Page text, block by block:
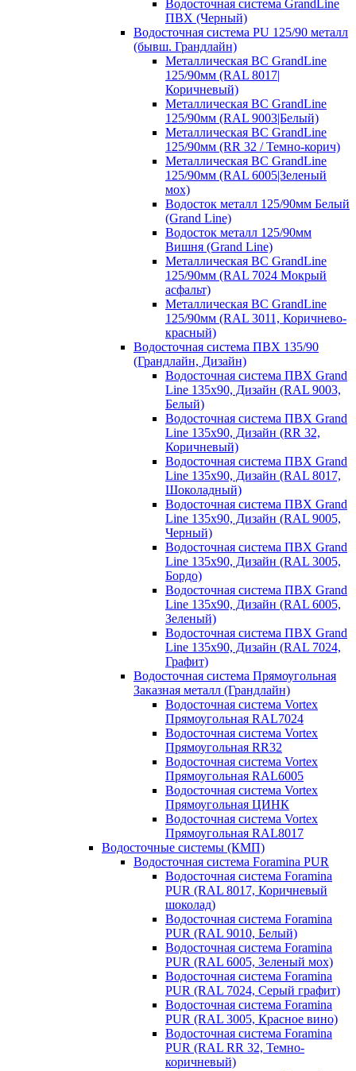
Водосточная система GrandLine
ПВХ (Черный)
Водосточная система PU 125/90 металл
(бывш. Грандлайн)
Металлическая ВС GrandLine
125/90мм (RAL 8017|
Коричневый)
Металлическая ВС GrandLine
125/90мм (RAL 9003|Белый)
Металлическая ВС GrandLine
125/90мм (RR 32 / Темно-корич)
Металлическая ВС GrandLine
125/90мм (RAL 6005|Зеленый
мох)
Водосток металл 125/90мм Белый
(Grand Line)
Водосток металл 125/90мм
Вишня (Grand Line)
Металлическая ВС GrandLine
125/90мм (RAL 7024 Мокрый
асфальт)
Металлическая ВС GrandLine
125/90мм (RAL 3011, Коричнево-
красный)
Водосточная система ПВХ 135/90
(Грандлайн, Дизайн)
Водосточная система ПВХ Grand
Line 135х90, Дизайн (RAL 9003,
Белый)
Водосточная система ПВХ Grand
Line 135х90, Дизайн (RR 32,
Коричневый)
Водосточная система ПВХ Grand
Line 135х90, Дизайн (RAL 8017,
Шоколадный)
Водосточная система ПВХ Grand
Line 135х90, Дизайн (RAL 9005,
Черный)
Водосточная система ПВХ Grand
Line 135х90, Дизайн (RAL 3005,
Бордо)
Водосточная система ПВХ Grand
Line 135х90, Дизайн (RAL 6005,
Зеленый)
Водосточная система ПВХ Grand
Line 135х90, Дизайн (RAL 7024,
Графит)
Водосточная система Прямоугольная
Заказная металл (Грандлайн)
Водосточная система Vortex
Прямоугольная RAL7024
Водосточная система Vortex
Прямоугольная RR32
Водосточная система Vortex
Прямоугольная RAL6005
Водосточная система Vortex
Прямоугольная ЦИНК
Водосточная система Vortex
Прямоугольная RAL8017
Водосточные системы (КМП)
Водосточная система Foramina PUR
Водосточная система Foramina
PUR (RAL 8017, Коричневый
шоколад)
Водосточная система Foramina
PUR (RAL 9010, Белый)
Водосточная система Foramina
PUR (RAL 6005, Зеленый мох)
Водосточная система Foramina
PUR (RAL 7024, Серый графит)
Водосточная система Foramina
PUR (RAL 3005, Красное вино)
Водосточная система Foramina
PUR (RAL RR 32, Темно-
коричневый)